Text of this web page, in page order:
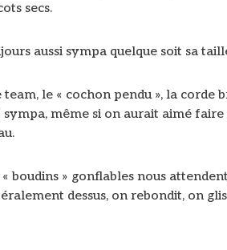
secs.
aussi sympa quelque soit sa
le « cochon pendu », la corde
même si on aurait aimé faire
boudins » gonflables nous
dessus, on rebondit, on